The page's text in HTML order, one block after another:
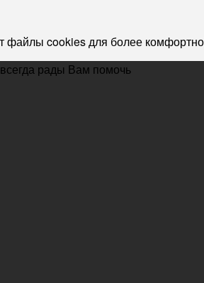
файлы cookies для более
рады Вам помочь